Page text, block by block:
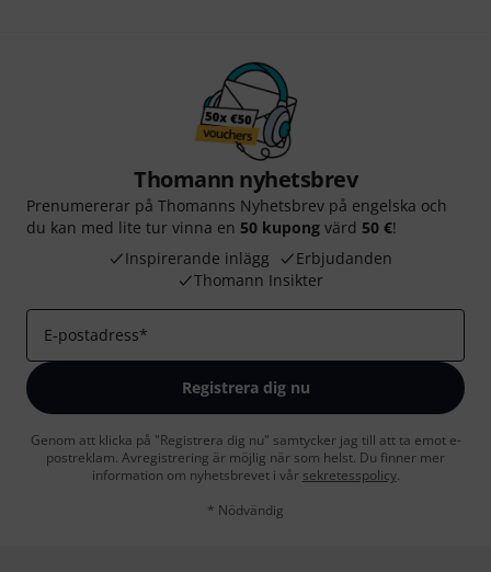
Thomann nyhetsbrev
Prenumererar på Thomanns Nyhetsbrev på engelska och
du kan med lite tur vinna en 50 kupong värd 50 €!
Inspirerande inlägg
Erbjudanden
Thomann Insikter
E-postadress*
Registrera dig nu
Genom att klicka på "Registrera dig nu" samtycker jag till att ta emot e-
postreklam. Avregistrering är möjlig när som helst. Du finner mer
information om nyhetsbrevet i vår sekretesspolicy.
* Nödvändig